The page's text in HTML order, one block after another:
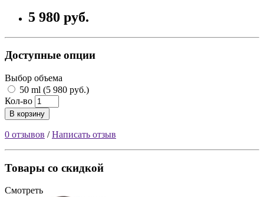
5 980 руб.
Доступные опции
Выбор объема
50 ml (5 980 руб.)
Кол-во
В корзину
0 отзывов /Написать отзыв
Товары со скидкой
Смотреть